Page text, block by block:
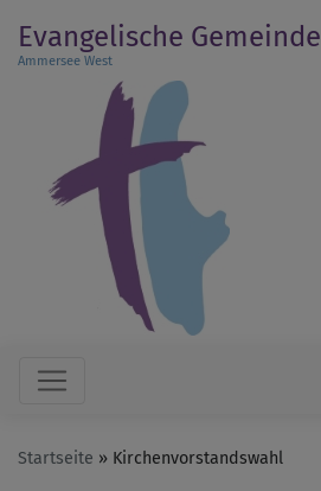
zum
Inhalt
Evangelische Gemeinde
Ammersee West
Hauptnavigation
Startseite Kirchenvorstandswahl